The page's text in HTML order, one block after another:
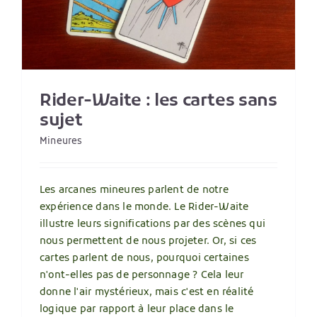
Rider-Waite : les cartes sans
sujet
Mineures
Les arcanes mineures parlent de notre
expérience dans le monde. Le Rider-Waite
illustre leurs significations par des scènes qui
nous permettent de nous projeter. Or, si ces
cartes parlent de nous, pourquoi certaines
n'ont-elles pas de personnage ? Cela leur
donne l'air mystérieux, mais c'est en réalité
logique par rapport à leur place dans le